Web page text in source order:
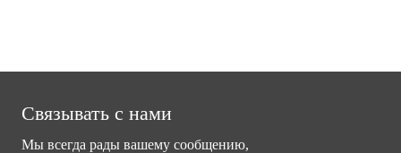
Связывать с нами
Мы всегда рады вашему сообщению,